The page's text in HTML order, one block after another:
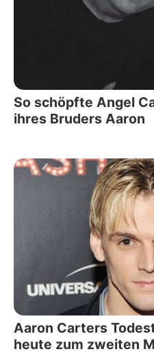
So schöpfte Angel
ihres Bruders Aaron
Aaron Carters
heute zum zweiten